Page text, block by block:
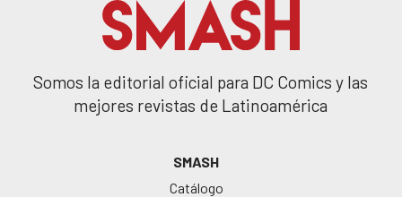
Somos la editorial oficial para DC Comics y las
mejores revistas de Latinoamérica
SMASH
Catálogo